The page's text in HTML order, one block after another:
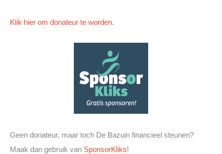
Klik hier om donateur te worden.
Geen donateur, maar toch De Bazuin financieel steunen?
Maak dan gebruik van SponsorKliks!